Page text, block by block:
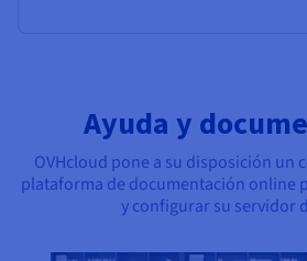
Ayuda y
OVHcloud pone a su disposición un
plataforma de documentación online
y configurar su servidor